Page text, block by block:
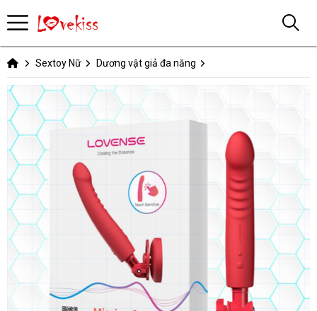
Sextoy Nữ Dương vật giả đa năng